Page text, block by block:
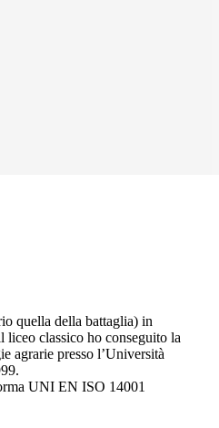
quella della battaglia) in
classico ho conseguito la
agrarie presso l’Università
UNI EN ISO 14001